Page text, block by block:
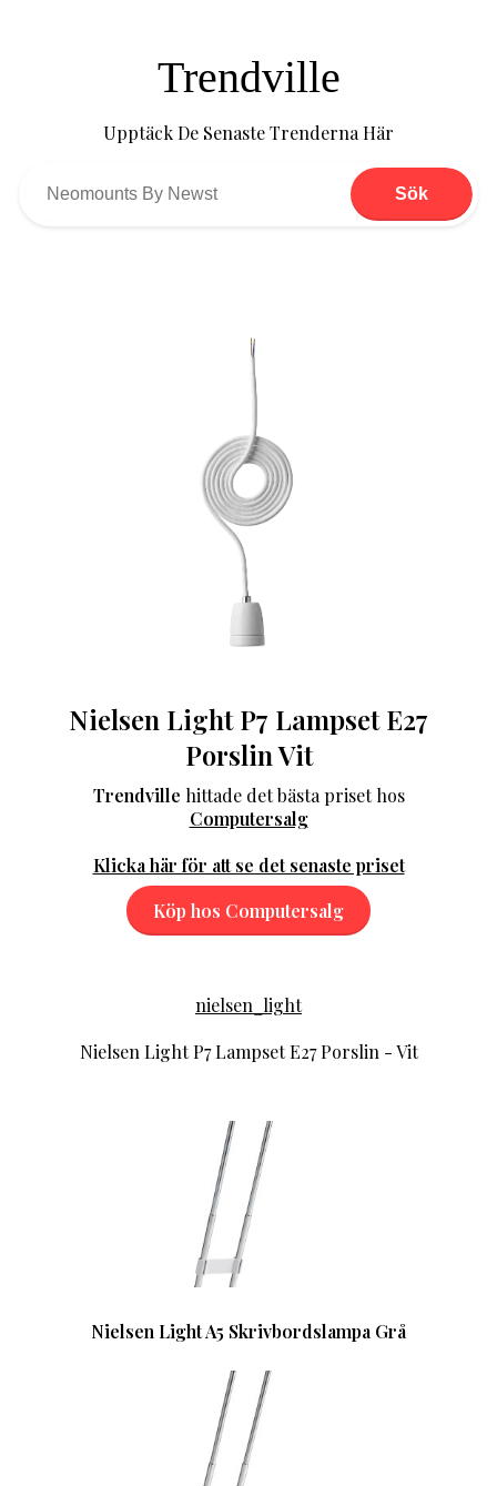
Trendville
Upptäck De Senaste Trenderna Här
Sök
Nielsen Light P7 Lampset E27
Porslin Vit
Trendville hittade det bästa priset hos
Computersalg
Klicka här för att se det senaste priset
Köp hos Computersalg
nielsen_light
Nielsen Light P7 Lampset E27 Porslin - Vit
Nielsen Light A5 Skrivbordslampa Grå